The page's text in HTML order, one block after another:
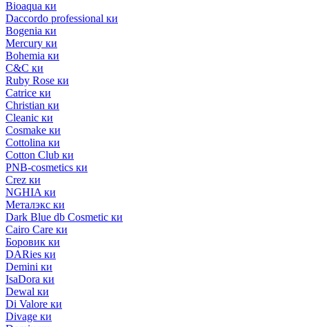
Bioaqua ки
Daccordo professional ки
Bogenia ки
Mercury ки
Bohemia ки
C&C ки
Ruby Rose ки
Catrice ки
Christian ки
Cleanic ки
Cosmake ки
Cottolina ки
Cotton Club ки
PNB-cosmetics ки
Crez ки
NGHIA ки
Металэкс ки
Dark Blue db Cosmetic ки
Cairo Care ки
Боровик ки
DARies ки
Demini ки
IsaDora ки
Dewal ки
Di Valore ки
Divage ки